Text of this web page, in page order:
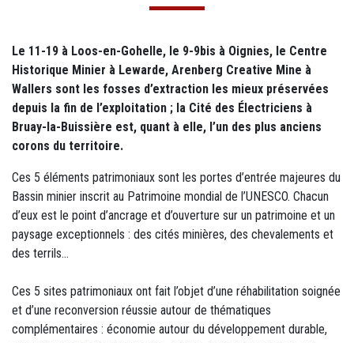
Le 11-19 à Loos-en-Gohelle, le 9-9bis à Oignies, le Centre
Historique Minier à Lewarde, Arenberg Creative Mine à
Wallers sont les fosses d’extraction les mieux préservées
depuis la fin de l’exploitation ; la Cité des Électriciens à
Bruay-la-Buissière est, quant à elle, l’un des plus anciens
corons du territoire.
Ces 5 éléments patrimoniaux sont les portes d’entrée majeures du
Bassin minier inscrit au Patrimoine mondial de l’UNESCO. Chacun
d’eux est le point d’ancrage et d’ouverture sur un patrimoine et un
paysage exceptionnels : des cités minières, des chevalements et
des terrils…
Ces 5 sites patrimoniaux ont fait l’objet d’une réhabilitation soignée
et d’une reconversion réussie autour de thématiques
complémentaires : économie autour du développement durable,